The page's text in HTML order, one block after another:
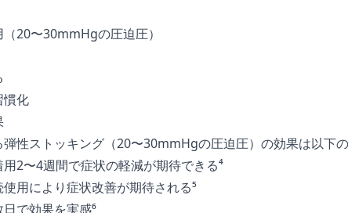
20〜30mmHgの圧迫圧）
慣化
性ストッキング（20〜30mmHgの圧迫圧）の効果は以下
2〜4週間で症状の軽減が期待できる⁴
用により症状改善が期待される⁵
で効果を実感⁶